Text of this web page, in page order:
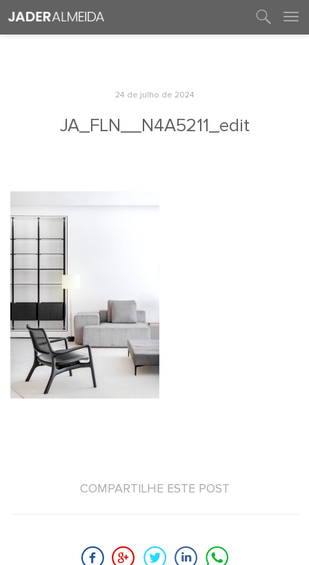
24 de julho de 2024
JA_FLN__N4A5211_edit
COMPARTILHE ESTE POST